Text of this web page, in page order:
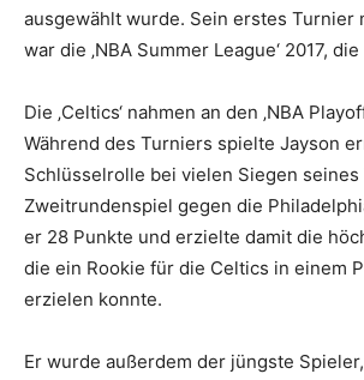
ausgewählt wurde. Sein erstes Turnier
war die ‚NBA Summer League‘ 2017,
Die ‚Celtics‘ nahmen an den ‚NBA
Während des Turniers spielte Jayson
Schlüsselrolle bei vielen Siegen seines
Zweitrundenspiel gegen die
er 28 Punkte und erzielte damit die
die ein Rookie für die Celtics in einem
erzielen konnte.
Er wurde außerdem der jüngste